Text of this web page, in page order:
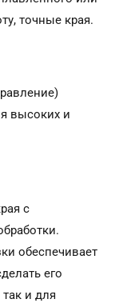
точные края.
высоких и
с
обеспечивает
его
и для